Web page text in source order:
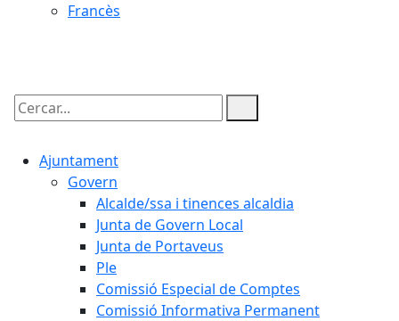
Francès
Cercar:
Ajuntament
Govern
Alcalde/ssa i tinences alcaldia
Junta de Govern Local
Junta de Portaveus
Ple
Comissió Especial de Comptes
Comissió Informativa Permanent